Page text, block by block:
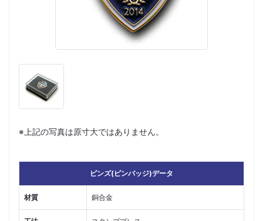
※上記の写真は原寸大ではありません。
ピンズ(ピンバッジ)データ
材質 銅合金